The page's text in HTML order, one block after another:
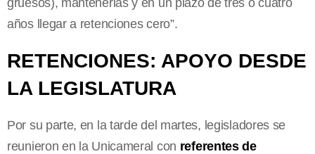
gruesos), mantenerlas y en un plazo de tres o cuatro
años llegar a retenciones cero”.
RETENCIONES: APOYO DESDE
LA LEGISLATURA
Por su parte, en la tarde del martes, legisladores se
reunieron en la Unicameral con referentes de